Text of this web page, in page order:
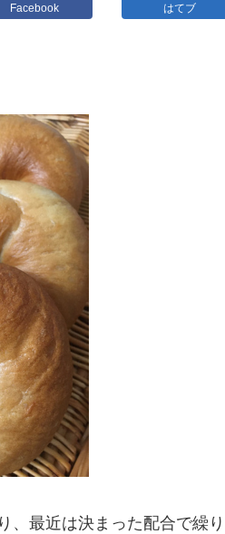
Facebook はてブ
、最近は決まった配合で繰